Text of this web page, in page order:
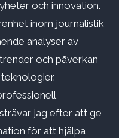
och innovation.
inom journalistik
analyser av
och påverkan
jag efter att ge
för att hjälpa